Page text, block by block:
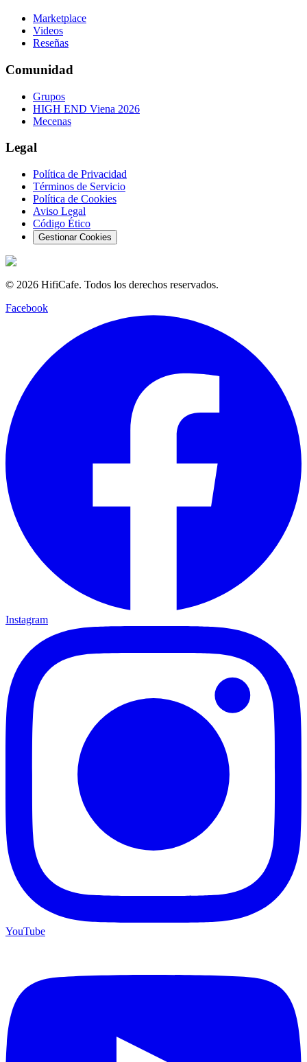
Marketplace
Videos
Reseñas
Comunidad
Grupos
HIGH END Viena 2026
Mecenas
Legal
Política de Privacidad
Términos de Servicio
Política de Cookies
Aviso Legal
Código Ético
Gestionar Cookies
© 2026 HifiCafe. Todos los derechos reservados.
Facebook
Instagram
YouTube